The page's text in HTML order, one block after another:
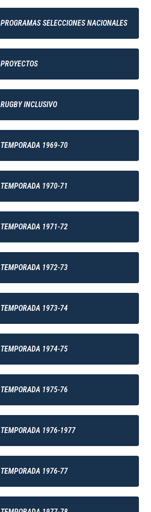
PROGRAMAS SELECCIONES NACIONALES
PROYECTOS
RUGBY INCLUSIVO
TEMPORADA 1969-70
TEMPORADA 1970-71
TEMPORADA 1971-72
TEMPORADA 1972-73
TEMPORADA 1973-74
TEMPORADA 1974-75
TEMPORADA 1975-76
TEMPORADA 1976-1977
TEMPORADA 1976-77